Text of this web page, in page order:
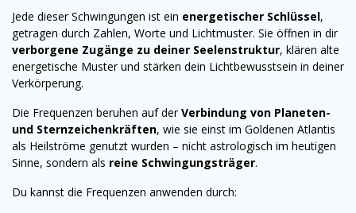
Jede dieser Schwingungen ist ein energetischer Schlüssel,
getragen durch Zahlen, Worte und Lichtmuster. Sie öffnen in dir
verborgene Zugänge zu deiner Seelenstruktur, klären alte
energetische Muster und stärken dein Lichtbewusstsein in deiner
Verkörperung.
Die Frequenzen beruhen auf derVerbindung von Planeten-
und Sternzeichenkräften, wie sie einst im Goldenen Atlantis
als Heilströme genutzt wurden – nicht astrologisch im heutigen
Sinne, sondern als reine Schwingungsträger.
Du kannst die Frequenzen anwenden durch: